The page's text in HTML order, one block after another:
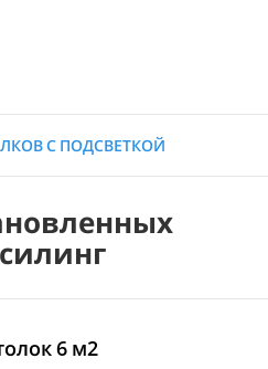
С ПОДСВЕТКОЙ
6 м2